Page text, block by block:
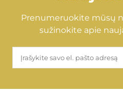
Prenumeruokite mūsų
sužinokite apie